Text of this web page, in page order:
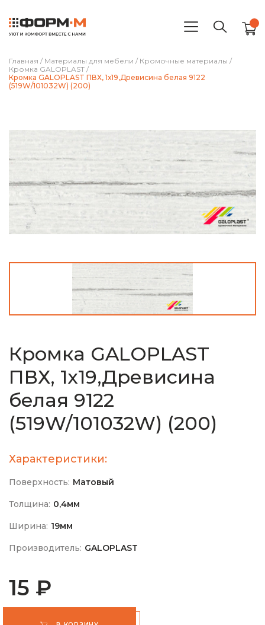
Главная / Материалы для мебели / Кромочные материалы /
Кромка GALOPLAST /
Кромка GALOPLAST ПВХ, 1х19,Древисина белая 9122
(519W/101032W) (200)
Кромка GALOPLAST
ПВХ, 1х19,Древисина
белая 9122
(519W/101032W) (200)
Характеристики:
Поверхность: Матовый
Толщина: 0,4мм
Ширина: 19мм
Производитель: GALOPLAST
15 ₽